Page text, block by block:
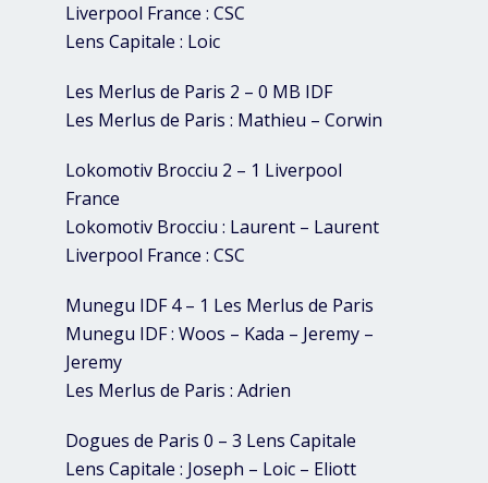
Liverpool France : CSC
Lens Capitale : Loic
Les Merlus de Paris 2 – 0 MB IDF
Les Merlus de Paris : Mathieu – Corwin
Lokomotiv Brocciu 2 – 1 Liverpool
France
Lokomotiv Brocciu : Laurent – Laurent
Liverpool France : CSC
Munegu IDF 4 – 1 Les Merlus de Paris
Munegu IDF : Woos – Kada – Jeremy –
Jeremy
Les Merlus de Paris : Adrien
Dogues de Paris 0 – 3 Lens Capitale
Lens Capitale : Joseph – Loic – Eliott